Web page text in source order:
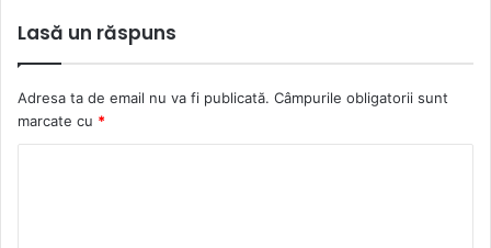
Lasă un răspuns
Adresa ta de email nu va fi publicată. Câmpurile obligatorii sunt
marcate cu *